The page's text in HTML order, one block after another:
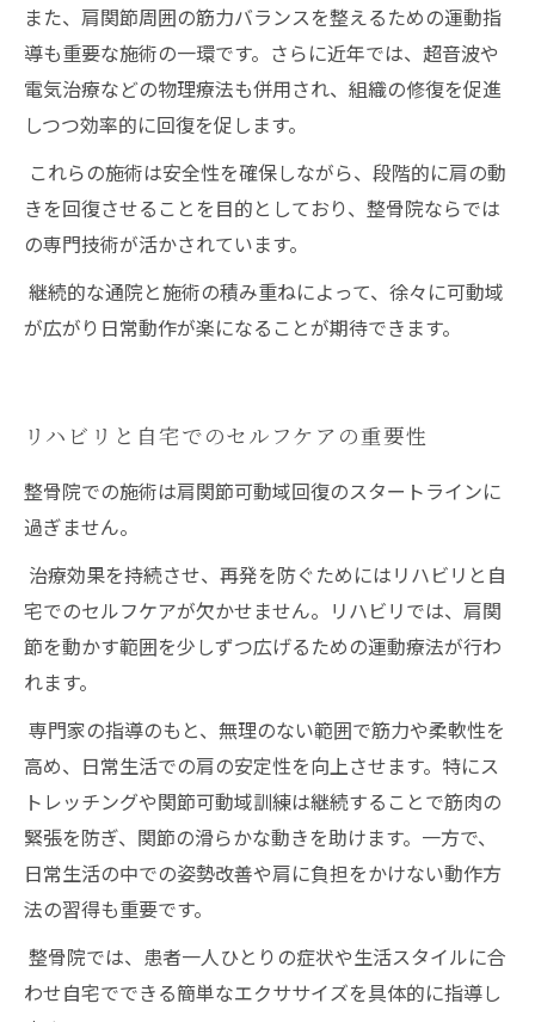
また、肩関節周囲の筋力バランスを整えるための運動指
導も重要な施術の一環です。さらに近年では、超音波や
電気治療などの物理療法も併用され、組織の修復を促進
しつつ効率的に回復を促します。
これらの施術は安全性を確保しながら、段階的に肩の動
きを回復させることを目的としており、整骨院ならでは
の専門技術が活かされています。
継続的な通院と施術の積み重ねによって、徐々に可動域
が広がり日常動作が楽になることが期待できます。
リハビリと自宅でのセルフケアの重要性
整骨院での施術は肩関節可動域回復のスタートラインに
過ぎません。
治療効果を持続させ、再発を防ぐためにはリハビリと自
宅でのセルフケアが欠かせません。リハビリでは、肩関
節を動かす範囲を少しずつ広げるための運動療法が行わ
れます。
専門家の指導のもと、無理のない範囲で筋力や柔軟性を
高め、日常生活での肩の安定性を向上させます。特にス
トレッチングや関節可動域訓練は継続することで筋肉の
緊張を防ぎ、関節の滑らかな動きを助けます。一方で、
日常生活の中での姿勢改善や肩に負担をかけない動作方
法の習得も重要です。
整骨院では、患者一人ひとりの症状や生活スタイルに合
わせ自宅でできる簡単なエクササイズを具体的に指導し